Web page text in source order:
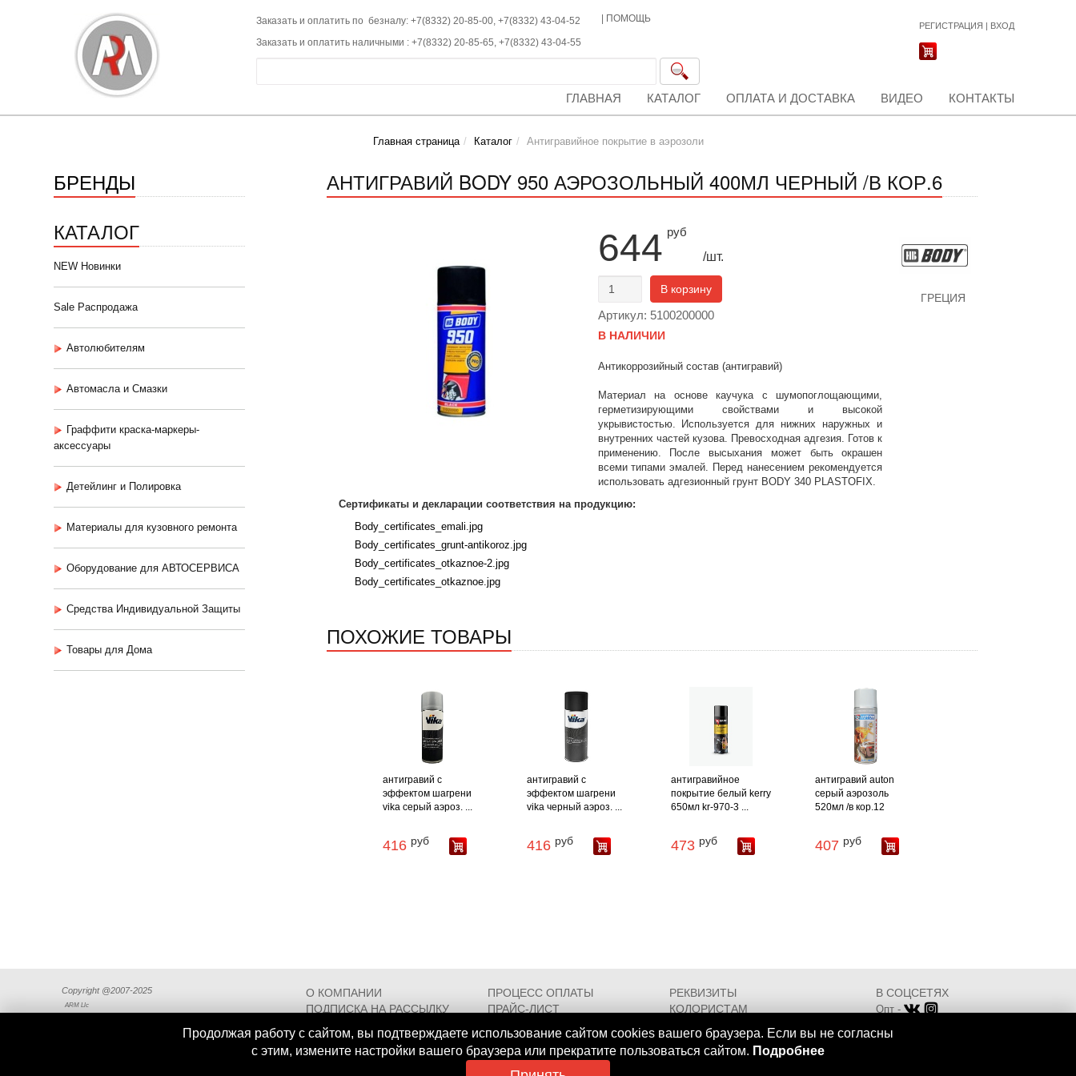
Заказать и оплатить по безналу: +7(8332) 20-85-00, +7(8332) 43-04-52
Заказать и оплатить наличными : +7(8332) 20-85-65, +7(8332) 43-04-55
ПОМОЩЬ
РЕГИСТРАЦИЯ | ВХОД
ГЛАВНАЯ КАТАЛОГ ОПЛАТА И ДОСТАВКА ВИДЕО КОНТАКТЫ
Главная страница Каталог Антигравийное покрытие в аэрозоли
БРЕНДЫ
КАТАЛОГ
NEW Новинки
Sale Распродажа
Автолюбителям
Автомасла и Смазки
Граффити краска-маркеры-
аксессуары
Детейлинг и Полировка
Материалы для кузовного ремонта
Оборудование для АВТОСЕРВИСА
Средства Индивидуальной Защиты
Товары для Дома
АНТИГРАВИЙ BODY 950 АЭРОЗОЛЬНЫЙ 400МЛ ЧЕРНЫЙ /В КОР.6
644 руб
/шт.
В корзину
Артикул: 5100200000
В НАЛИЧИИ
Антикоррозийный состав (антигравий)
Материал на основе каучука с шумопоглощающими,
герметизирующими свойствами и высокой
укрывистостью. Используется для нижних наружных и
внутренних частей кузова. Превосходная адгезия. Готов к
применению. После высыхания может быть окрашен
всеми типами эмалей. Перед нанесением рекомендуется
использовать адгезионный грунт BODY 340 PLASTOFIX.
ГРЕЦИЯ
Сертификаты и декларации соответствия на продукцию:
Body_certificates_emali.jpg
Body_certificates_grunt-antikoroz.jpg
Body_certificates_otkaznoe-2.jpg
Body_certificates_otkaznoe.jpg
ПОХОЖИЕ ТОВАРЫ
антигравий с
эффектом шагрени
vika серый аэроз. ...
416 руб
антигравий с
эффектом шагрени
vika черный аэроз. ...
416 руб
антигравийное
покрытие белый kerry
650мл kr-970-3 ...
473 руб
антигравий auton
серый аэрозоль
520мл /в кор.12
407 руб
Продолжая работу с сайтом, вы подтверждаете использование сайтом cookies вашего браузера. Если вы не согласны
с этим, измените настройки вашего браузера или прекратите пользоваться сайтом. Подробнее
Copyright @2007-2025
ARM Llc
О КОМПАНИИ ПРОЦЕСС ОПЛАТЫ
РЕКВИЗИТЫ
ПОДПИСКА НА РАССЫЛКУ
ПРАЙС-ЛИСТ
КОЛОРИСТАМ
СХЕМА ПРОЕЗДА
В СОЦСЕТЯХ
Опт -